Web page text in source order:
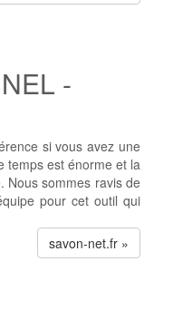
-
si vous avez une
temps est énorme et la
Nous sommes ravis de
pour cet outil qui
savon-net.fr »